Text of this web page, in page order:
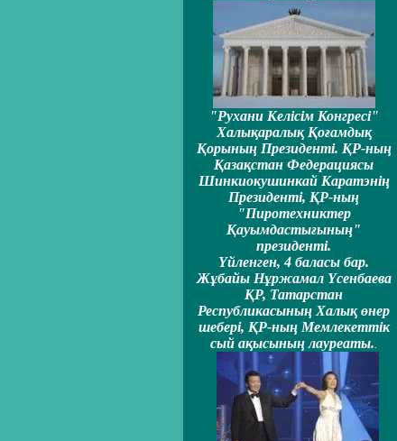
"Рухани Келiсiм Конгресi"
Халықаралық Қоғамдық
Қорының Президентi. ҚР-ның
Қазақстан Федерациясы
Шинкиокушинкай Каратэнің
Президентi, ҚР-ның
"Пиротехниктер
Қауымдастығының"
президенті.
Үйленген, 4 баласы бар.
Жұбайы Нұржамал Үсенбаева
ҚР, Татарстан
Республикасының Халық өнер
шеберi, ҚР-ның Мемлекеттiк
сый ақысының лауреаты..